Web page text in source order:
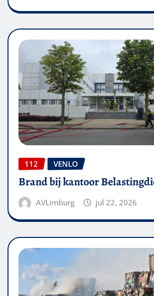
112 VENLO
Brand bij kantoor
AVLimburg jul 22, 2026